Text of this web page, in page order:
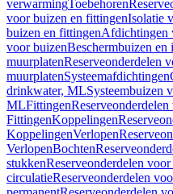
verwarmingToebehoren
voor buizen en fittingenIsolatie
buizen en fittingenAfdichtingen
voor buizenBeschermbuizen en
muurplatenReserveonderdelen
muurplatenSysteemafdichtingen
drinkwater, MLSysteembuizen
MLFittingenReserveonderdelen
FittingenKoppelingen
KoppelingenVerlopen
VerlopenBochten
stukkenReserveonderdelen
circulatieReserveonderdelen